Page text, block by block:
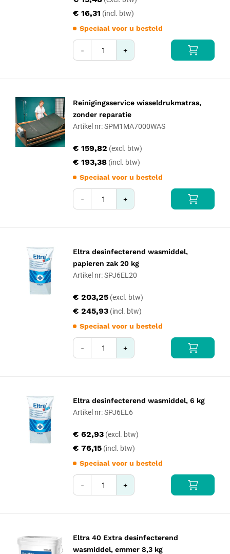
€ 16,31
Speciaal voor u besteld
- +
Reinigingsservice wisseldrukmatras,
zonder reparatie
Artikel nr: SPM1MA7000WAS
€ 193,38
€ 159,82
Speciaal voor u besteld
- +
Eltra desinfecterend wasmiddel,
papieren zak 20 kg
Artikel nr: SPJ6EL20
€ 245,93
€ 203,25
Speciaal voor u besteld
- +
Eltra desinfecterend wasmiddel, 6 kg
Artikel nr: SPJ6EL6
€ 76,15
€ 62,93
Speciaal voor u besteld
- +
Eltra 40 Extra desinfecterend
wasmiddel, emmer 8,3 kg